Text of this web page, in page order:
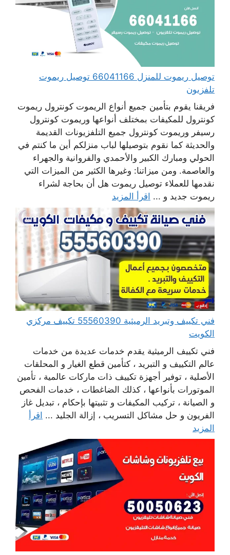
توصيل ريموت للمنزل 66041166 توصيل ريموت
تلفزيون
فريقنا يقوم بتأمين جميع أنواع الريموت كونترول ريموت
كونترول للمكيفات بمختلف أنواعها وريموت كونترول
رسيفر وريموت كونترول جميع التلفزيونات القديمة
والحديثة كما نقوم بتوصيلها لباب منزلكم أين ما كنتم في
الحولي ومبارك الكبير والأحمدي والفروانية والجهراء
والعاصمة. ومن ميزاتنا: وغيرها الكثير من الميزات التي
نقدمها للعملاء توصيل ريموت هل أن بحاجة لشراء
ريموت جديد و ... اقرأ المزيد
فني تكييف وتبريد الرميثية 55560390 تكييف مركزي
الكويت
فني تكييف الرميثية يقدم خدمات عديدة من خدمات
عالم التكييف و التبريد ، كتأمين قطع الغيار و المحلقات
الأصلية ، توفير أجهزة تكييف ذات ماركات عالمية ، تأمين
الموتورات بأنواعها ، كذلك الضاغطات ، خدمات الفحص
و الصيانة ، تركيب المكيفات و تثبيتها بإحكام ، تبديل غاز
الفريون و حل مشاكل التسريب ، إزالة الجليد ... اقرأ
المزيد